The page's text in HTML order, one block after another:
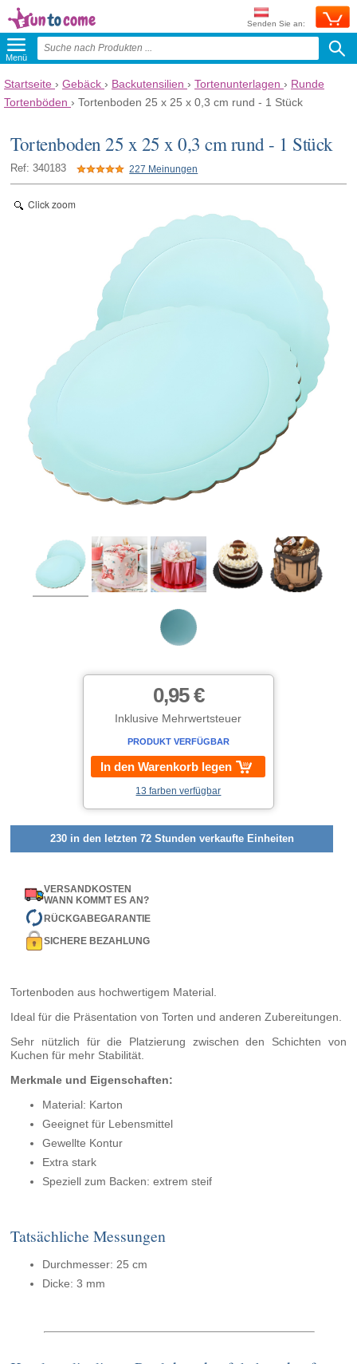
Senden Sie an:
Menü
Startseite › Gebäck › Backutensilien › Tortenunterlagen › Runde
Tortenböden › Tortenboden 25 x 25 x 0,3 cm rund - 1 Stück
Tortenboden 25 x 25 x 0,3 cm rund - 1 Stück
Ref: 340183 227 Meinungen
Click zoom
0,95 €
Inklusive Mehrwertsteuer
PRODUKT VERFÜGBAR
In den Warenkorb legen
13 farben verfügbar
230 in den letzten 72 Stunden verkaufte Einheiten
VERSANDKOSTEN
WANN KOMMT ES AN?
RÜCKGABEGARANTIE
SICHERE BEZAHLUNG
Tortenboden aus hochwertigem Material.
Ideal für die Präsentation von Torten und anderen Zubereitungen.
Sehr nützlich für die Platzierung zwischen den Schichten von
Kuchen für mehr Stabilität.
Merkmale und Eigenschaften:
Material: Karton
Geeignet für Lebensmittel
Gewellte Kontur
Extra stark
Speziell zum Backen: extrem steif
Tatsächliche Messungen
Durchmesser: 25 cm
Dicke: 3 mm